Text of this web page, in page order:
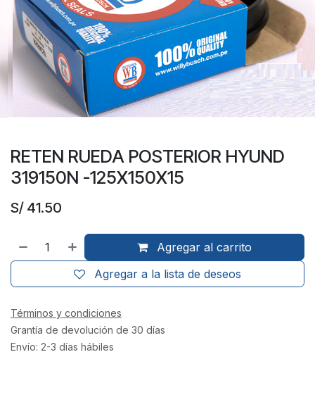
RETEN RUEDA POSTERIOR HYUND
319150N -125X150X15
S/ 41.50
Agregar al carrito
Agregar a la lista de deseos
Términos y condiciones
Grantía de devolución de 30 días
Envío: 2-3 días hábiles